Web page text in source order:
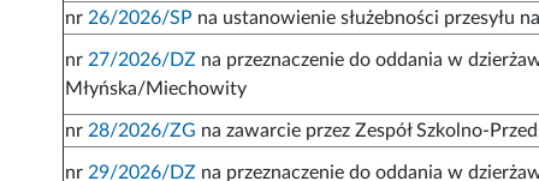
nr 26/2026/SP na ustanowienie służebności przesyłu
nr 27/2026/DZ na przeznaczenie do oddania w
Młyńska/Miechowity
nr 28/2026/ZG na zawarcie przez Zespół Szkolno-
nr 29/2026/DZ na przeznaczenie do oddania w